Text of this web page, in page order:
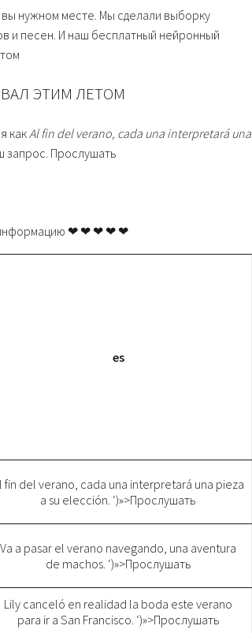
нужном месте. Мы сделали выборку
и песен. И наш бесплатный нейронный
ЭТИМ ЛЕТОМ
какAl fin del verano, cada una interpretará una
запрос. Прослушать
информацию ❤ ❤ ❤ ❤ ❤
es
fin del verano, cada una interpretará una pieza
a su elección. ‘)»>Прослушать
Va a pasar el verano navegando, una aventura
de machos. ‘)»>Прослушать
Lily canceló en realidad la boda este verano
para ir a San Francisco. ‘)»>Прослушать